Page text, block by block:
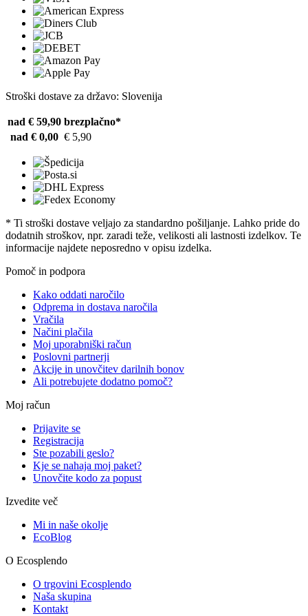
Stroški dostave za državo: Slovenija
nad € 59,90 brezplačno*
nad € 0,00 € 5,90
* Ti stroški dostave veljajo za standardno pošiljanje. Lahko pride do
dodatnih stroškov, npr. zaradi teže, velikosti ali lastnosti izdelkov. Te
informacije najdete neposredno v opisu izdelka.
Pomoč in podpora
Kako oddati naročilo
Odprema in dostava naročila
Vračila
Načini plačila
Moj uporabniški račun
Poslovni partnerji
Akcije in unovčitev darilnih bonov
Ali potrebujete dodatno pomoč?
Moj račun
Prijavite se
Registracija
Ste pozabili geslo?
Kje se nahaja moj paket?
Unovčite kodo za popust
Izvedite več
Mi in naše okolje
EcoBlog
O Ecosplendo
O trgovini Ecosplendo
Naša skupina
Kontakt